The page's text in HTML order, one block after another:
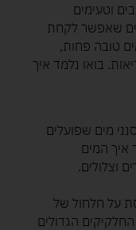
וטעימים
שאפשר לקחת
טובה פחות,
בואו נלמד איך
מים שפועלים
איך המים
וצלולים.
על חלחול של
הגדולים